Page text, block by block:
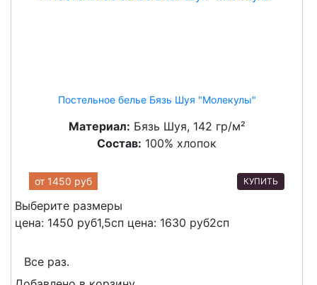
Постельное белье Бязь Шуя "Молекулы"
Материал: Бязь Шуя, 142 гр/м²
Состав: 100% хлопок
от 1450 руб КУПИТЬ
Выберите размеры
цена: 1450 руб1,5сп цена: 1630 руб2сп
Все раз.